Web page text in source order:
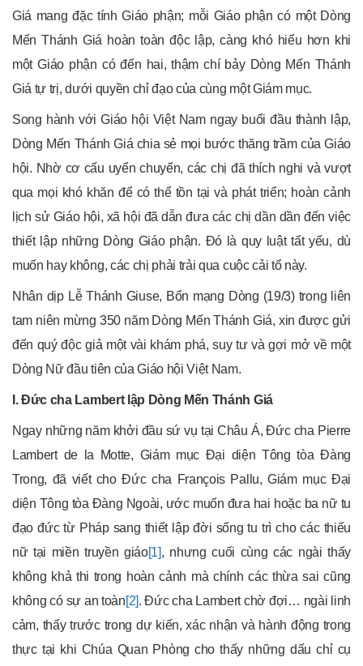
Giá mang đặc tính Giáo phận; mỗi Giáo phận có một Dòng
Mến Thánh Giá hoàn toàn độc lập, càng khó hiểu hơn khi
một Giáo phận có đến hai, thậm chí bảy Dòng Mến Thánh
Giá tự trị, dưới quyền chỉ đạo của cùng một Giám mục.
Song hành với Giáo hội Việt Nam ngay buổi đầu thành lập,
Dòng Mến Thánh Giá chia sẻ mọi bước thăng trầm của Giáo
hội. Nhờ cơ cấu uyển chuyển, các chị đã thích nghi và vượt
qua mọi khó khăn để có thể tồn tại và phát triển; hoàn cảnh
lịch sử Giáo hội, xã hội đã dẫn đưa các chị dần dần đến việc
thiết lập những Dòng Giáo phận. Đó là quy luật tất yếu, dù
muốn hay không, các chị phải trải qua cuộc cải tổ này.
Nhân dịp Lễ Thánh Giuse, Bổn mạng Dòng (19/3) trong liên
tam niên mừng 350 năm Dòng Mến Thánh Giá, xin được gửi
đến quý độc giả một vài khám phá, suy tư và gợi mở về một
Dòng Nữ đầu tiên của Giáo hội Việt Nam.
I. Đức cha Lambert lập Dòng Mến Thánh Giá
Ngay những năm khởi đầu sứ vụ tại Châu Á, Đức cha Pierre
Lambert de la Motte, Giám mục Đại diện Tông tòa Đàng
Trong, đã viết cho Đức cha François Pallu, Giám mục Đại
diện Tông tòa Đàng Ngoài, ước muốn đưa hai hoặc ba nữ tu
đạo đức từ Pháp sang thiết lập đời sống tu trì cho các thiếu
nữ tại miền truyền giáo[1], nhưng cuối cùng các ngài thấy
không khả thi trong hoàn cảnh mà chính các thừa sai cũng
không có sự an toàn[2]. Đức cha Lambert chờ đợi… ngài linh
cảm, thấy trước trong dự kiến, xác nhận và hành động trong
thực tại khi Chúa Quan Phòng cho thấy những dấu chỉ cụ